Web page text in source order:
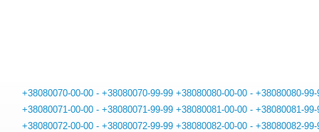
+38080070-00-00 - +38080070-99-99
+38080071-00-00 - +38080071-99-99
+38080072-00-00 - +38080072-99-99
+38080080-00-00 - +38080080-99-
+38080081-00-00 - +38080081-99-
+38080082-00-00 - +38080082-99-